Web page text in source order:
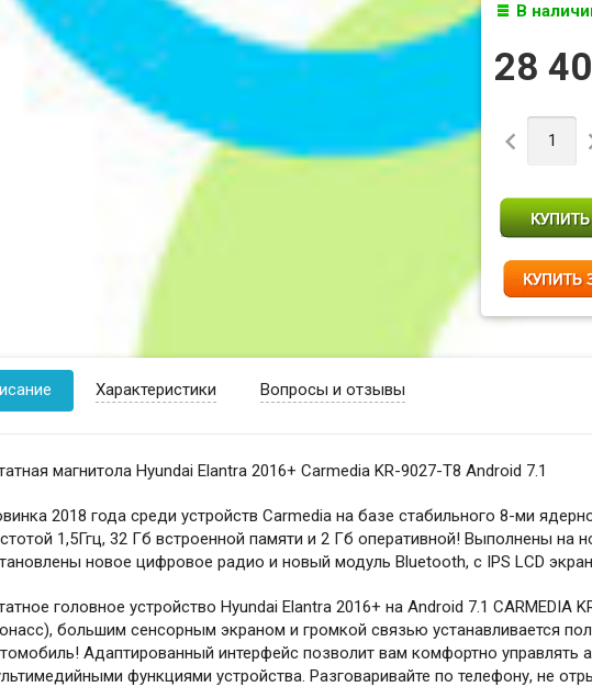
В
28

Характеристики Вопросы и отзывы
магнитола Hyundai Elantra 2016+ Carmedia KR-9027-T8 Android 7.1
2018 года среди устройств Carmedia на базе стабильного 8-ми
1,5Ггц, 32 Гб встроенной памяти и 2 Гб оперативной! Выполнены на
новое цифровое радио и новый модуль Bluetooth, с IPS LCD
головное устройство Hyundai Elantra 2016+ на Android 7.1 CARMEDIA
большим сенсорным экраном и громкой связью устанавливается
Адаптированный интерфейс позволит вам комфортно управлять
функциями устройства. Разговаривайте по телефону, не